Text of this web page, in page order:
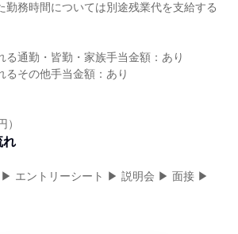
勤務時間については別途残業代を支給する
る通勤・皆勤・家族手当金額：あり
るその他手当金額：あり
）
れ
▶ エントリーシート ▶ 説明会 ▶ 面接 ▶